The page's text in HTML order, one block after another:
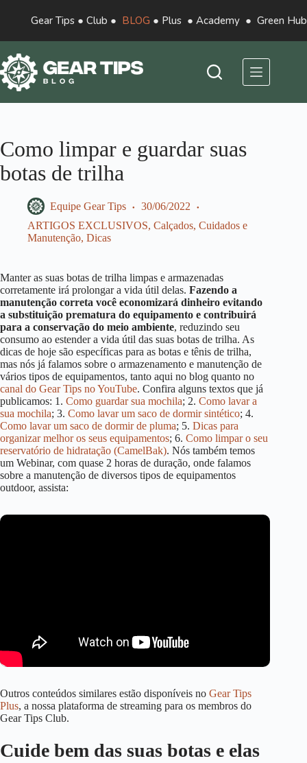
Gear Tips ● Club ● BLOG ● Plus ● Academy ● Green Hub
Como limpar e guardar suas
botas de trilha
Equipe Gear Tips
30/06/2022
ARTIGOS EXCLUSIVOS, Calçados, Cuidados e
Manutenção, Dicas
Manter as suas botas de trilha limpas e armazenadas
corretamente irá prolongar a vida útil delas. Fazendo a
manutenção correta você economizará dinheiro evitando
a substituição prematura do equipamento e contribuirá
para a conservação do meio ambiente, reduzindo seu
consumo ao estender a vida útil das suas botas de trilha. As
dicas de hoje são específicas para as botas e tênis de trilha,
mas nós já falamos sobre o armazenamento e manutenção de
vários tipos de equipamentos, tanto aqui no blog quanto no
canal do Gear Tips no YouTube. Confira alguns textos que já
publicamos: 1. Como guardar sua mochila; 2. Como lavar a
sua mochila; 3. Como lavar um saco de dormir sintético; 4.
Como lavar um saco de dormir de pluma; 5. Dicas para
organizar melhor os seus equipamentos; 6. Como limpar o seu
reservatório de hidratação (CamelBak). Nós também temos
um Webinar, com quase 2 horas de duração, onde falamos
sobre a manutenção de diversos tipos de equipamentos
outdoor, assista:
Outros conteúdos similares estão disponíveis no Gear Tips
Plus, a nossa plataforma de streaming para os membros do
Gear Tips Club.
Cuide bem das suas botas e elas